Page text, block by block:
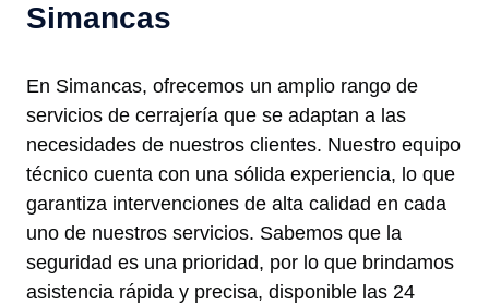
Simancas
En Simancas, ofrecemos un amplio rango de
servicios de cerrajería que se adaptan a las
necesidades de nuestros clientes. Nuestro equipo
técnico cuenta con una sólida experiencia, lo que
garantiza intervenciones de alta calidad en cada
uno de nuestros servicios. Sabemos que la
seguridad es una prioridad, por lo que brindamos
asistencia rápida y precisa, disponible las 24